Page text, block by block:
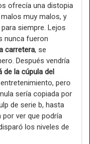
ofrecía una distopia
muy malos, y
siempre. Lejos
nunca fueron
carretera, se
Después vendría
de la cúpula del
pero
sería copiada por
de serie b, hasta
ver que podría
los niveles de